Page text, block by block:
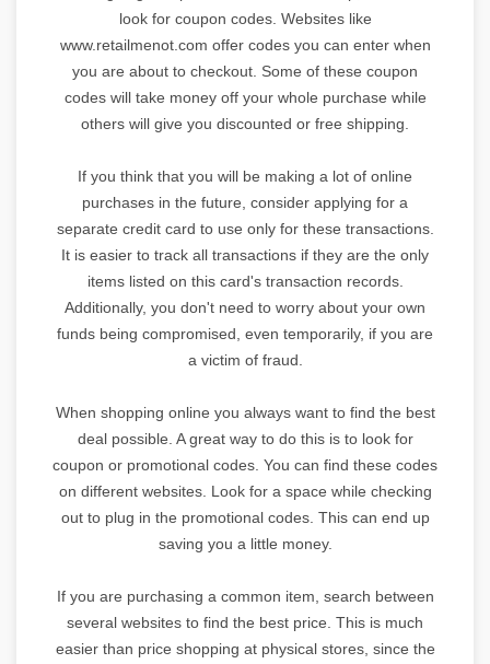
look for coupon codes. Websites like
www.retailmenot.com offer codes you can enter when
you are about to checkout. Some of these coupon
codes will take money off your whole purchase while
others will give you discounted or free shipping.
If you think that you will be making a lot of online
purchases in the future, consider applying for a
separate credit card to use only for these transactions.
It is easier to track all transactions if they are the only
items listed on this card's transaction records.
Additionally, you don't need to worry about your own
funds being compromised, even temporarily, if you are
a victim of fraud.
When shopping online you always want to find the best
deal possible. A great way to do this is to look for
coupon or promotional codes. You can find these codes
on different websites. Look for a space while checking
out to plug in the promotional codes. This can end up
saving you a little money.
If you are purchasing a common item, search between
several websites to find the best price. This is much
easier than price shopping at physical stores, since the